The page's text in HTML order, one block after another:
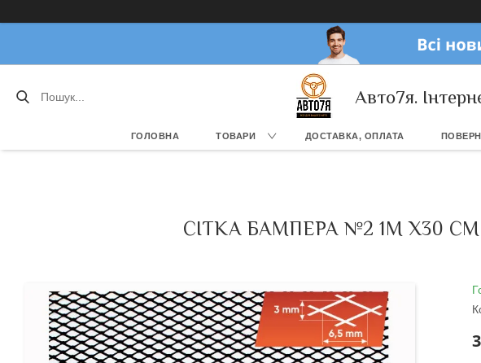
Авто7я.
ГОЛОВНА ТОВАРИ ДОСТАВКА, ОПЛАТА
СІТКА БАМПЕРА №2 1М Х30 СМ